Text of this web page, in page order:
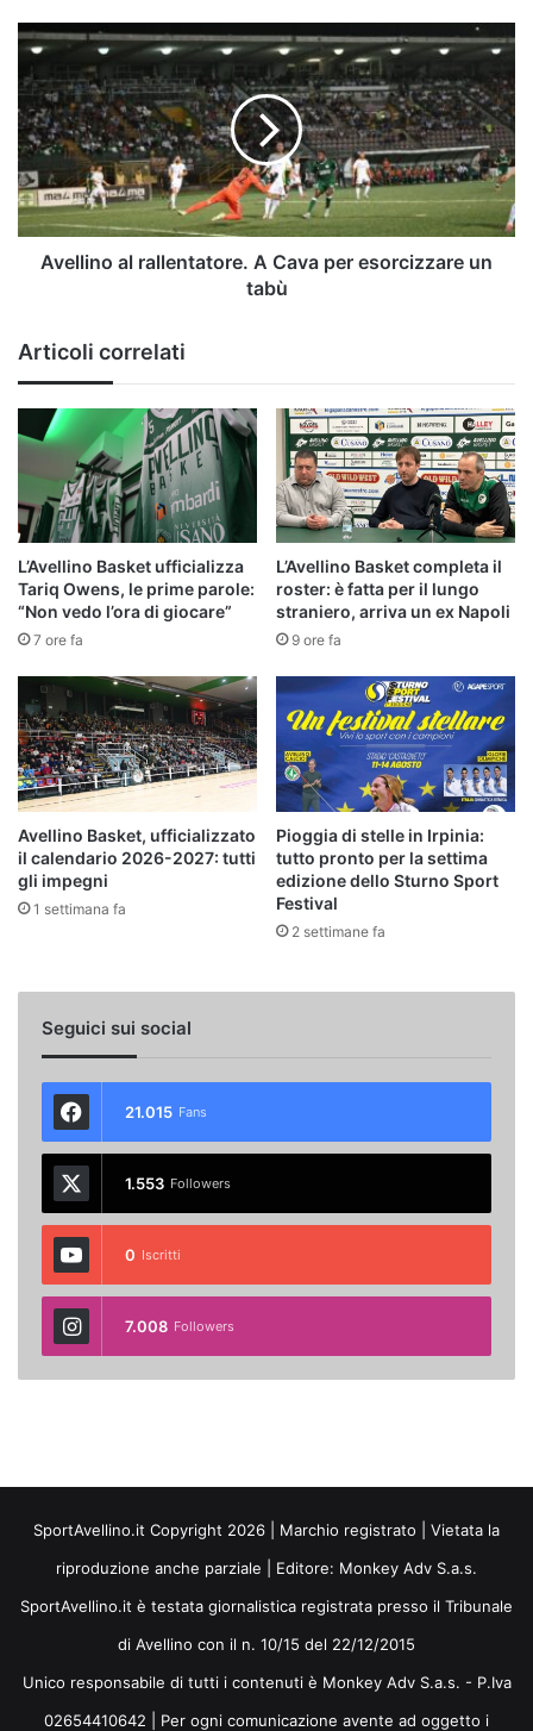
Avellino
rallentatore.
A
Cava
per
esorcizzare
un
tabù
Avellino al rallentatore. A Cava per esorcizzare un
tabù
Articoli correlati
L’Avellino Basket ufficializza
Tariq Owens, le prime parole:
“Non vedo l’ora di giocare”
7 ore fa
L’Avellino Basket completa il
roster: è fatta per il lungo
straniero, arriva un ex Napoli
9 ore fa
Avellino Basket, ufficializzato
il calendario 2026-2027: tutti
gli impegni
1 settimana fa
Pioggia di stelle in Irpinia:
tutto pronto per la settima
edizione dello Sturno Sport
Festival
2 settimane fa
Seguici sui social
21.015 Fans
1.553 Followers
0 Iscritti
7.008 Followers
SportAvellino.it Copyright 2026 | Marchio registrato | Vietata la
riproduzione anche parziale | Editore: Monkey Adv S.a.s.
SportAvellino.it è testata giornalistica registrata presso il Tribunale
di Avellino con il n. 10/15 del 22/12/2015
Unico responsabile di tutti i contenuti è Monkey Adv S.a.s. - P.Iva
02654410642 | Per ogni comunicazione avente ad oggetto i